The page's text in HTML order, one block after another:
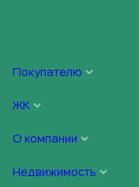
Покупателю
ЖК
О компании
Недвижимость